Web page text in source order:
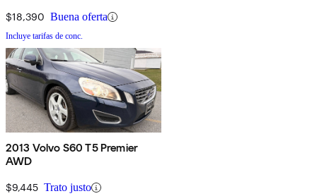
$18,390 Buena oferta
Incluye tarifas de conc.
2013 Volvo S60 T5 Premier
AWD
$9,445 Trato justo